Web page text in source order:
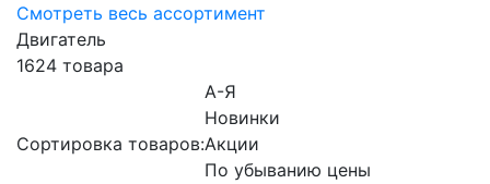
Смотреть весь ассортимент
Двигатель
1624 товара
Сортировка товаров:
А-Я
Новинки
Акции
По убыванию цены